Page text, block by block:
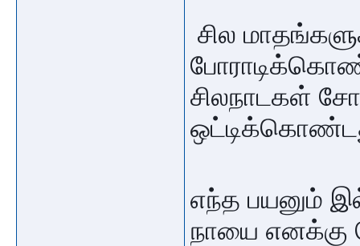
சில
சிலநாடகள்
எந்த பயனும்
நாயை எனக்கு